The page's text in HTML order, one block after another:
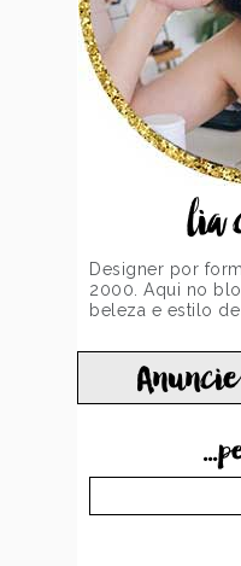
lia
Designer por
2000. Aqui no
beleza e estilo